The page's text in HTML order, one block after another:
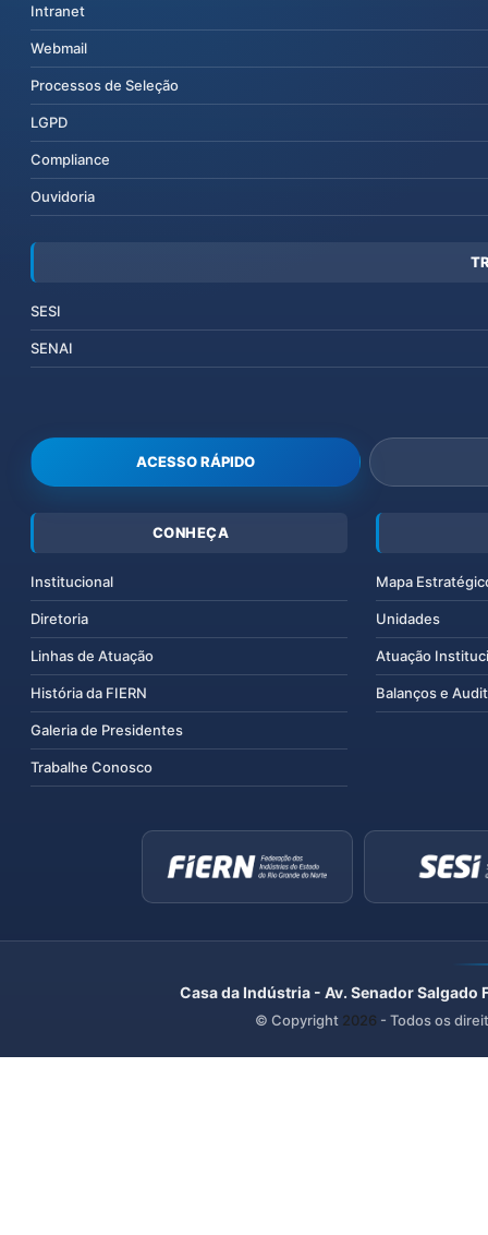
Intranet
Webmail
Processos de Seleção
LGPD
Compliance
Ouvidoria
SESI
SENAI
ACESSO RÁPIDO
CONHEÇA
Institucional
Diretoria
Linhas de Atuação
História da FIERN
Galeria de Presidentes
Trabalhe Conosco
Mapa
Unidades
Atuação
Balanços e
Casa da Indústria - Av. Senador
© Copyright 2026 - Todos os